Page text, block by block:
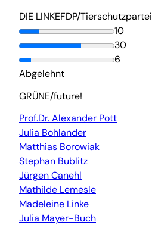
DIE LINKEFDP/Tierschutzpartei
10
30
6
Abgelehnt
GRÜNE/future!
Prof.Dr. Alexander Pott
Julia Bohlander
Matthias Borowiak
Stephan Bublitz
Jürgen Canehl
Mathilde Lemesle
Madeleine Linke
Julia Mayer-Buch